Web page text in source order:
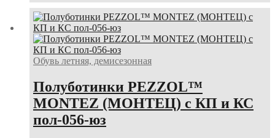
Обувь летняя, демисезонная
Полуботинки PEZZOL™
MONTEZ (МОНТЕЦ) с КП и КС
пол-056-юз